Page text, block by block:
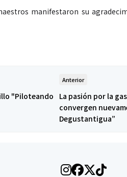
manifestaron su
"Piloteando
Anterior
La pasión por la
convergen
Degustantigua”
del universo de
su próximo